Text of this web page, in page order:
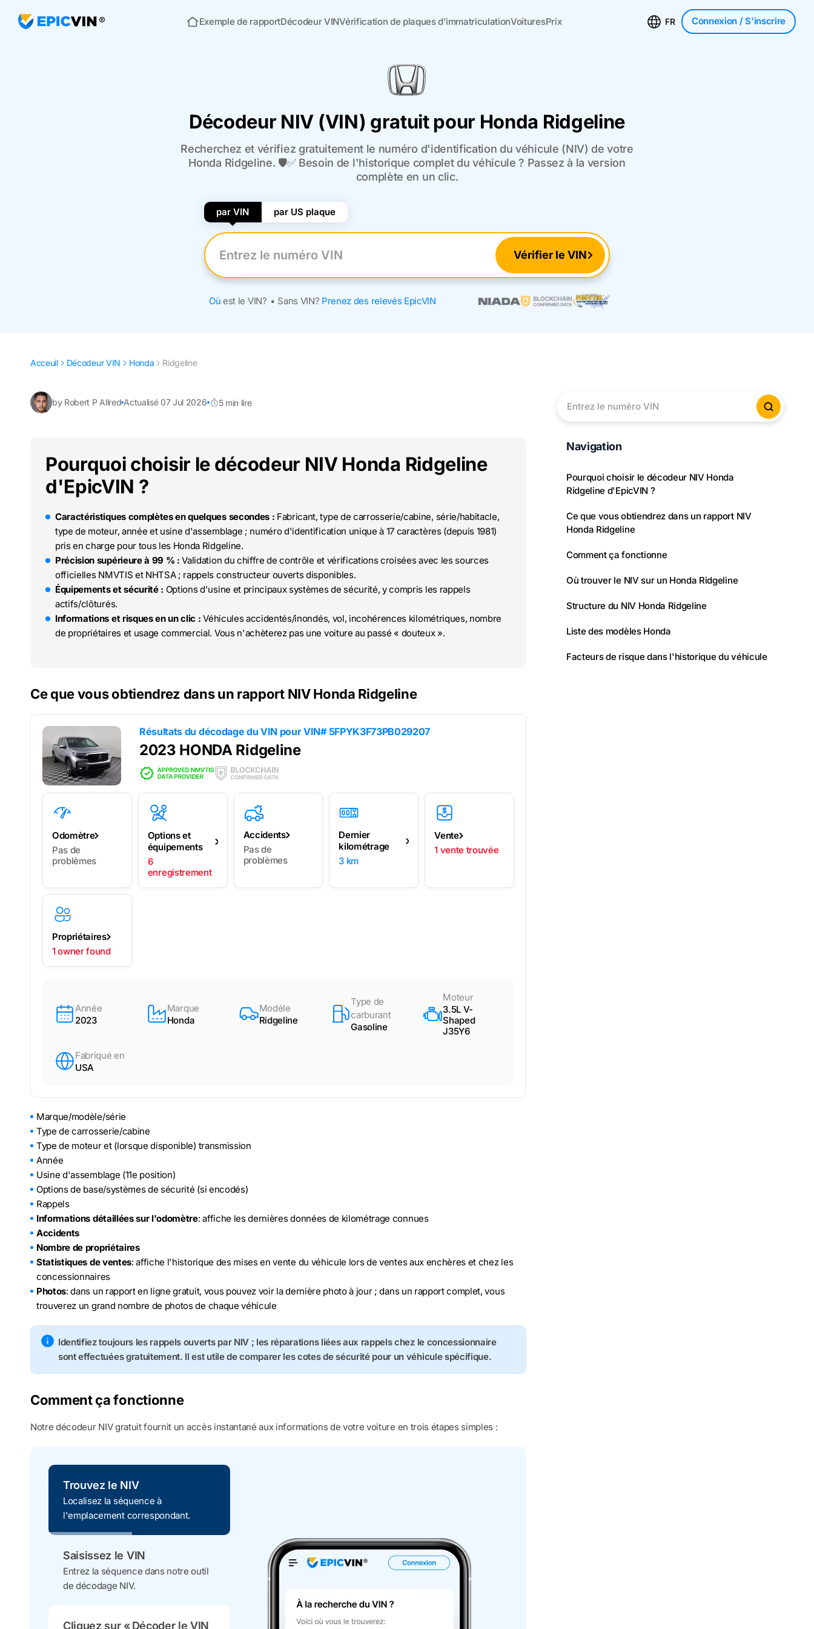
Acceuil
Exemple de rapportDécodeur VINVérification de plaques d’immatriculationVoituresPrix FR Connexion / S'inscrire
Décodeur NIV (VIN) gratuit pour Honda Ridgeline
Recherchez et vérifiez gratuitement le numéro d'identification du véhicule (NIV) de votre
Honda Ridgeline. 🛡️✅ Besoin de l'historique complet du véhicule ? Passez à la version
complète en un clic.
par VIN par US plaque
Entrez le numéro VIN Vérifier le VIN
Où est le VIN? • Sans VIN? Prenez des relevés EpicVIN
Acceuil Décodeur VIN Honda Ridgeline
by Robert P Allred Actualisé 07 Jul 2026 5 min lire
Pourquoi choisir le décodeur NIV Honda Ridgeline
d'EpicVIN ?
Caractéristiques complètes en quelques secondes : Fabricant, type de carrosserie/cabine, série/habitacle,
type de moteur, année et usine d'assemblage ; numéro d'identification unique à 17 caractères (depuis 1981)
pris en charge pour tous les Honda Ridgeline.
Précision supérieure à 99 % : Validation du chiffre de contrôle et vérifications croisées avec les sources
officielles NMVTIS et NHTSA ; rappels constructeur ouverts disponibles.
Équipements et sécurité : Options d'usine et principaux systèmes de sécurité, y compris les rappels
actifs/clôturés.
Informations et risques en un clic : Véhicules accidentés/inondés, vol, incohérences kilométriques, nombre
de propriétaires et usage commercial. Vous n'achèterez pas une voiture au passé « douteux ».
Ce que vous obtiendrez dans un rapport NIV Honda Ridgeline
Résultats du décodage du VIN pourVIN# 5FPYK3F73PB029207
2023 HONDA Ridgeline
Odomètre
Pas de
problèmes
Options et
équipements
6
enregistrement
Accidents
Pas de
problèmes
Dernier
kilométrage
3 km
Vente
1 vente trouvée
Propriétaires
1 owner found
Année
2023
Marque
Honda
Modèle
Ridgeline
Type de
carburant
Gasoline
Moteur
3.5L V-
Shaped
J35Y6
Fabriqué en
USA
Marque/modèle/série
Type de carrosserie/cabine
Type de moteur et (lorsque disponible) transmission
Année
Usine d'assemblage (11e position)
Options de base/systèmes de sécurité (si encodés)
Rappels
Informations détaillées sur l'odomètre: affiche les dernières données de kilométrage connues
Accidents
Nombre de propriétaires
Statistiques de ventes: affiche l'historique des mises en vente du véhicule lors de ventes aux enchères et chez les
concessionnaires
Photos: dans un rapport en ligne gratuit, vous pouvez voir la dernière photo à jour ; dans un rapport complet, vous
trouverez un grand nombre de photos de chaque véhicule
Identifiez toujours les rappels ouverts par NIV ; les réparations liées aux rappels chez le concessionnaire
sont effectuées gratuitement. Il est utile de comparer les cotes de sécurité pour un véhicule spécifique.
Comment ça fonctionne
Notre décodeur NIV gratuit fournit un accès instantané aux informations de votre voiture en trois étapes simples :
Trouvez le NIV
Localisez la séquence à
l'emplacement correspondant.
Saisissez le VIN
Entrez la séquence dans notre outil
de décodage NIV.
Cliquez sur « Décoder le VIN
Entrez le numéro VIN Vérifier
Navigation
Pourquoi choisir le décodeur NIV Honda
Ridgeline d'EpicVIN ?
Ce que vous obtiendrez dans un rapport NIV
Honda Ridgeline
Comment ça fonctionne
Où trouver le NIV sur un Honda Ridgeline
Structure du NIV Honda Ridgeline
Liste des modèles Honda
Facteurs de risque dans l'historique du véhicule